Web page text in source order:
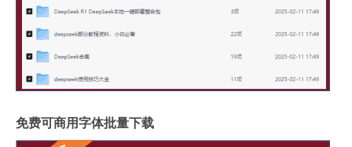
免费可商用字体批量下载